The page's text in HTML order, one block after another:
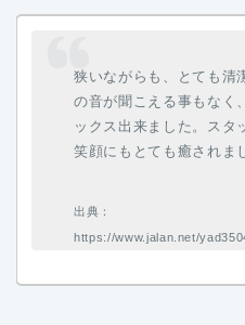
狭いながらも、とても清
の音が聞こえる事もなく
ックス出来ました。スタ
笑顔にもとても癒されま
出典：
https://www.jalan.net/